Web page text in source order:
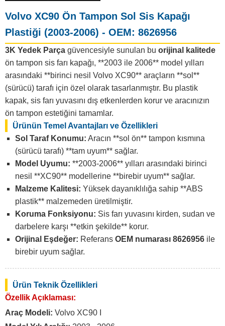
Volvo XC90 Ön Tampon Sol Sis Kapağı
Plastiği (2003-2006) - OEM: 8626956
3K Yedek Parça güvencesiyle sunulan bu orijinal kalitede
ön tampon sis farı kapağı, **2003 ile 2006** model yılları
arasındaki **birinci nesil Volvo XC90** araçların **sol**
(sürücü) tarafı için özel olarak tasarlanmıştır. Bu plastik
kapak, sis farı yuvasını dış etkenlerden korur ve aracınızın
ön tampon estetiğini tamamlar.
Ürünün Temel Avantajları ve Özellikleri
Sol Taraf Konumu: Aracın **sol ön** tampon kısmına
(sürücü tarafı) **tam uyum** sağlar.
Model Uyumu: **2003-2006** yılları arasındaki birinci
nesil **XC90** modellerine **birebir uyum** sağlar.
Malzeme Kalitesi: Yüksek dayanıklılığa sahip **ABS
plastik** malzemeden üretilmiştir.
Koruma Fonksiyonu: Sis farı yuvasını kirden, sudan ve
darbelere karşı **etkin şekilde** korur.
Orijinal Eşdeğer: Referans OEM numarası 8626956 ile
birebir uyum sağlar.
Ürün Teknik Özellikleri
Özellik Açıklaması:
Araç Modeli: Volvo XC90 I